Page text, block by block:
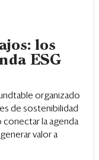
los
ESG
organizado
de sostenibilidad
conectar la agenda
valor a